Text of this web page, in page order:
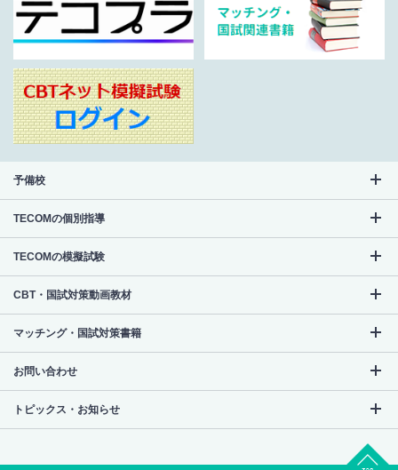
予備校
TECOMの個別指導
TECOMの模擬試験
CBT・国試対策動画教材
マッチング・国試対策書籍
お問い合わせ
トピックス・お知らせ